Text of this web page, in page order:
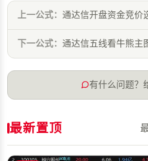
上一公式： 通达信开盘资金竞价
下一公式： 通达信五线看牛熊主
有什么问题？
最新置顶